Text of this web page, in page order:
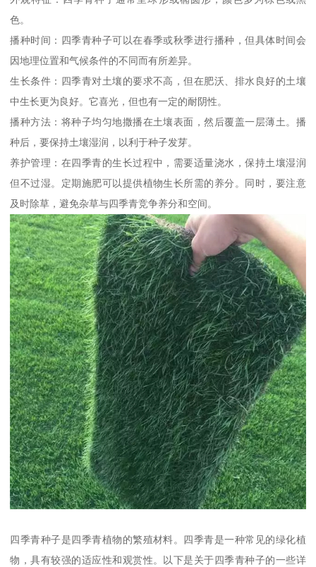
色。
播种时间：四季青种子可以在春季或秋季进行播种，但具体时间会
因地理位置和气候条件的不同而有所差异。
生长条件：四季青对土壤的要求不高，但在肥沃、排水良好的土壤
中生长更为良好。它喜光，但也有一定的耐阴性。
播种方法：将种子均匀地撒播在土壤表面，然后覆盖一层薄土。播
种后，要保持土壤湿润，以利于种子发芽。
养护管理：在四季青的生长过程中，需要适量浇水，保持土壤湿润
但不过湿。定期施肥可以提供植物生长所需的养分。同时，要注意
及时除草，避免杂草与四季青竞争养分和空间。
四季青种子是四季青植物的繁殖材料。四季青是一种常见的绿化植
物，具有较强的适应性和观赏性。以下是关于四季青种子的一些详